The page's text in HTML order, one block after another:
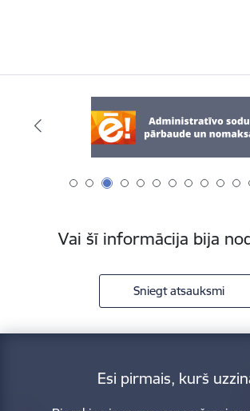
Vai šī informācija bija
Sniegt atsauksmi
Esi pirmais, kurš